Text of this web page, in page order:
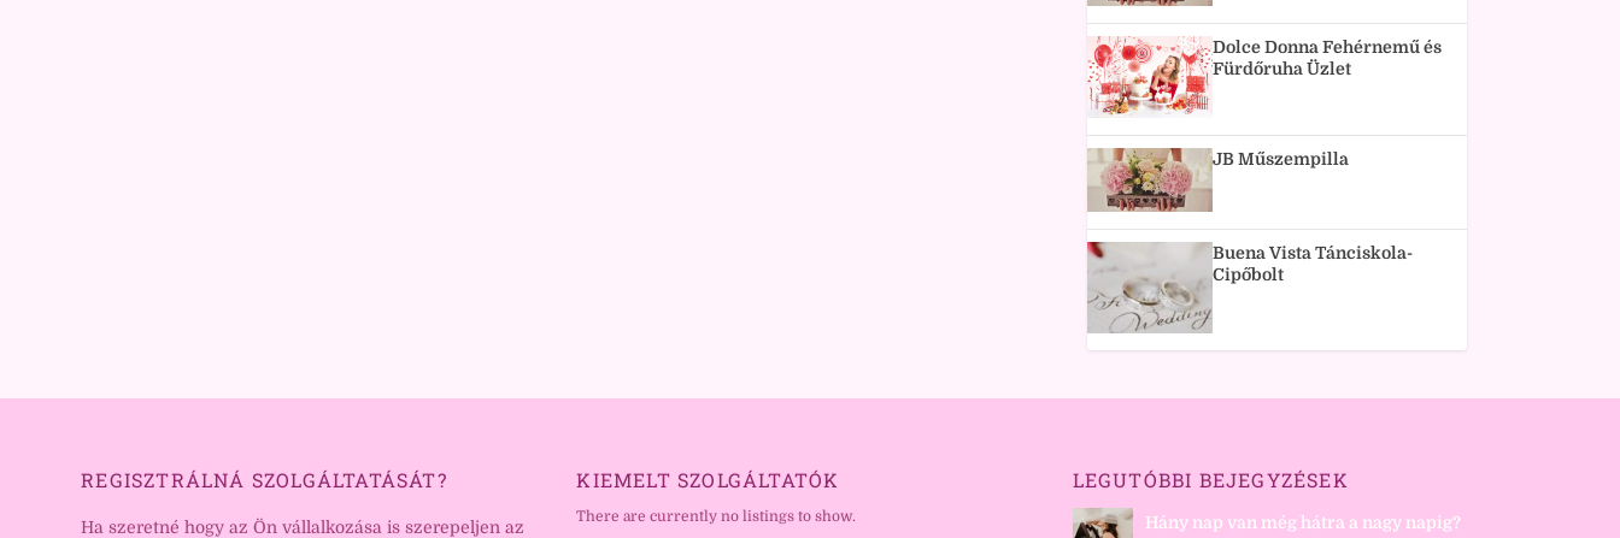
Dolce Donna Fehérnemű és
Fürdőruha Üzlet
JB Műszempilla
Buena Vista Tánciskola-
Cipőbolt
REGISZTRÁLNÁ SZOLGÁLTATÁSÁT?
Ha szeretné hogy az Ön vállalkozása is szerepeljen az
KIEMELT SZOLGÁLTATÓK
There are currently no listings to show.
LEGUTÓBBI BEJEGYZÉSEK
Hány nap van még hátra a nagy napig?